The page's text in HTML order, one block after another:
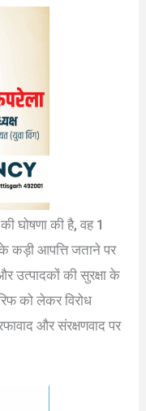
घोषणा की है, वह 1
कड़ी आपत्ति जताने पर
उत्पादकों की सुरक्षा के
को लेकर विरोध
और संरक्षणवाद पर